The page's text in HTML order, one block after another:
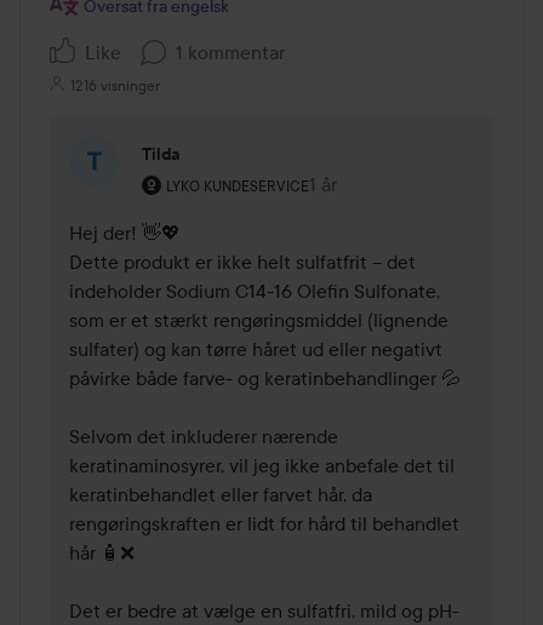
Oversat fra engelsk
Like 1 kommentar
1216 visninger
Tilda
LYKO KUNDESERVICE
Brugerens rolle: Lyko Kundeservice.
1 år
Kommentaren lades 1 år
Hej der! 👋💖
Dette produkt er ikke helt sulfatfrit – det
indeholder Sodium C14-16 Olefin Sulfonate,
som er et stærkt rengøringsmiddel (lignende
sulfater) og kan tørre håret ud eller negativt
påvirke både farve- og keratinbehandlinger 💦
Selvom det inkluderer nærende
keratinaminosyrer, vil jeg ikke anbefale det til
keratinbehandlet eller farvet hår, da
rengøringskraften er lidt for hård til behandlet
hår 🧴❌
Det er bedre at vælge en sulfatfri, mild og pH-